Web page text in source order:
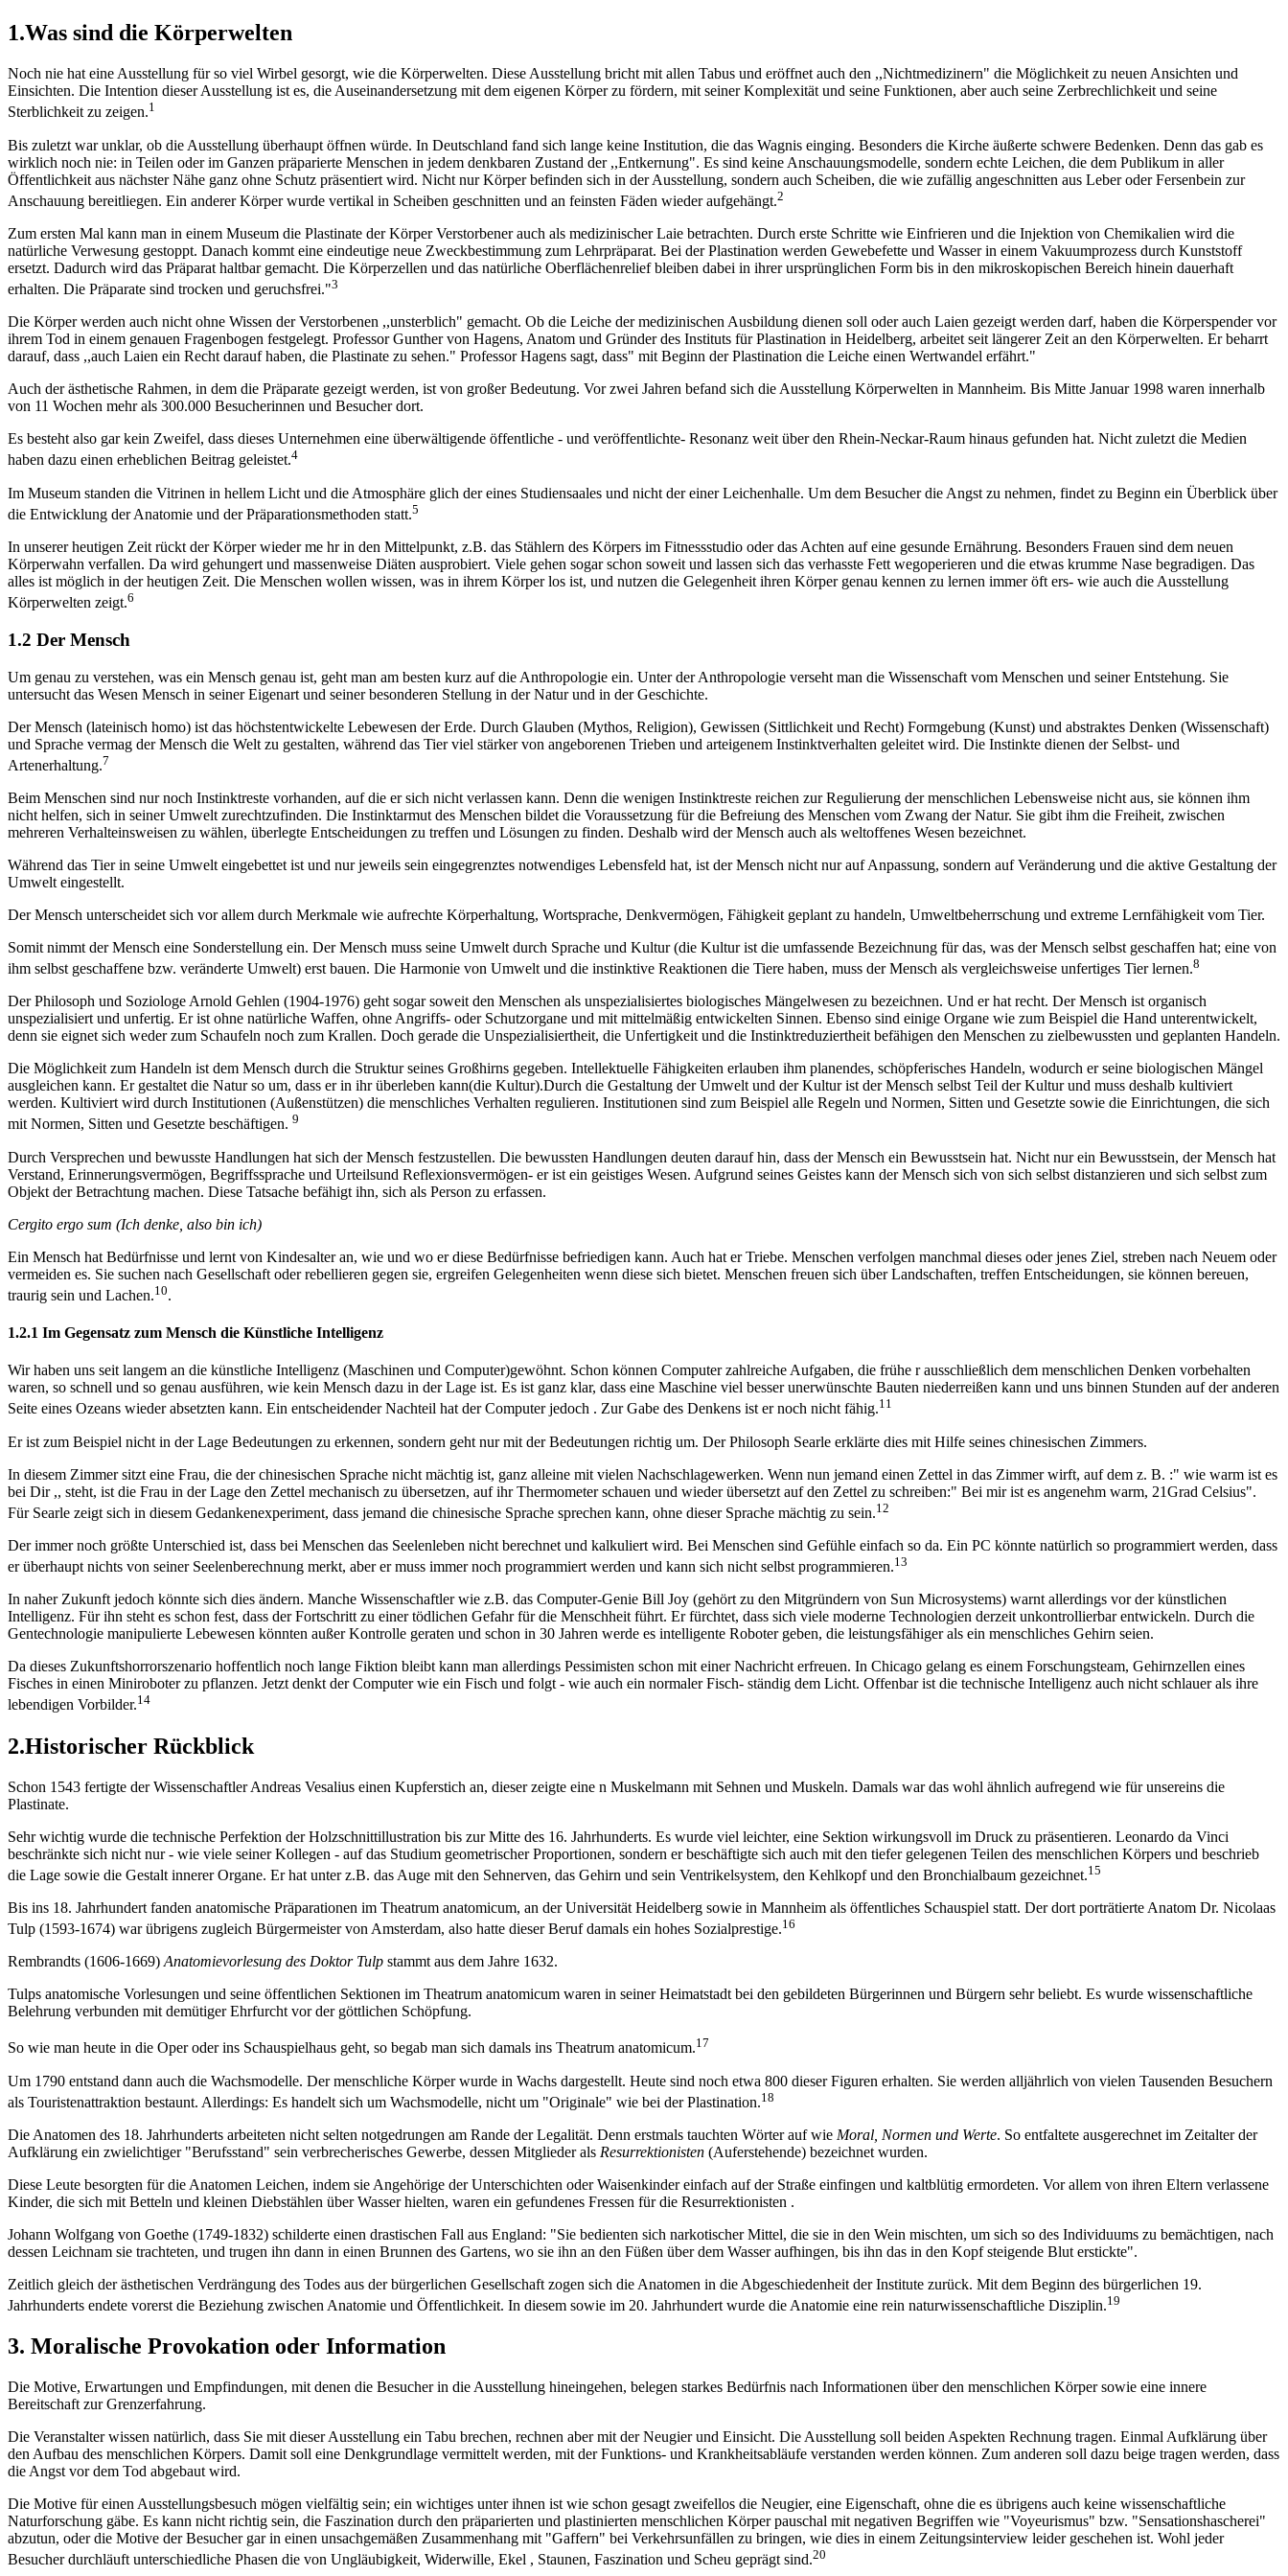
1.Was sind die Körperwelten
Noch nie hat eine Ausstellung für so viel Wirbel gesorgt, wie die Körperwelten. Diese Ausstellung bricht mit allen Tabus und eröffnet auch den ,,Nichtmedizinern" die Möglichkeit zu neuen Ansichten und
Einsichten. Die Intention dieser Ausstellung ist es, die Auseinandersetzung mit dem eigenen Körper zu fördern, mit seiner Komplexität und seine Funktionen, aber auch seine Zerbrechlichkeit und seine
Sterblichkeit zu zeigen.1
Bis zuletzt war unklar, ob die Ausstellung überhaupt öffnen würde. In Deutschland fand sich lange keine Institution, die das Wagnis einging. Besonders die Kirche äußerte schwere Bedenken. Denn das gab es
wirklich noch nie: in Teilen oder im Ganzen präparierte Menschen in jedem denkbaren Zustand der ,,Entkernung". Es sind keine Anschauungsmodelle, sondern echte Leichen, die dem Publikum in aller
Öffentlichkeit aus nächster Nähe ganz ohne Schutz präsentiert wird. Nicht nur Körper befinden sich in der Ausstellung, sondern auch Scheiben, die wie zufällig angeschnitten aus Leber oder Fersenbein zur
Anschauung bereitliegen. Ein anderer Körper wurde vertikal in Scheiben geschnitten und an feinsten Fäden wieder aufgehängt.2
Zum ersten Mal kann man in einem Museum die Plastinate der Körper Verstorbener auch als medizinischer Laie betrachten. Durch erste Schritte wie Einfrieren und die Injektion von Chemikalien wird die
natürliche Verwesung gestoppt. Danach kommt eine eindeutige neue Zweckbestimmung zum Lehrpräparat. Bei der Plastination werden Gewebefette und Wasser in einem Vakuumprozess durch Kunststoff
ersetzt. Dadurch wird das Präparat haltbar gemacht. Die Körperzellen und das natürliche Oberflächenrelief bleiben dabei in ihrer ursprünglichen Form bis in den mikroskopischen Bereich hinein dauerhaft
erhalten. Die Präparate sind trocken und geruchsfrei."3
Die Körper werden auch nicht ohne Wissen der Verstorbenen ,,unsterblich" gemacht. Ob die Leiche der medizinischen Ausbildung dienen soll oder auch Laien gezeigt werden darf, haben die Körperspender vor
ihrem Tod in einem genauen Fragenbogen festgelegt. Professor Gunther von Hagens, Anatom und Gründer des Instituts für Plastination in Heidelberg, arbeitet seit längerer Zeit an den Körperwelten. Er beharrt
darauf, dass ,,auch Laien ein Recht darauf haben, die Plastinate zu sehen." Professor Hagens sagt, dass" mit Beginn der Plastination die Leiche einen Wertwandel erfährt."
Auch der ästhetische Rahmen, in dem die Präparate gezeigt werden, ist von großer Bedeutung. Vor zwei Jahren befand sich die Ausstellung Körperwelten in Mannheim. Bis Mitte Januar 1998 waren innerhalb
von 11 Wochen mehr als 300.000 Besucherinnen und Besucher dort.
Es besteht also gar kein Zweifel, dass dieses Unternehmen eine überwältigende öffentliche - und veröffentlichte- Resonanz weit über den Rhein-Neckar-Raum hinaus gefunden hat. Nicht zuletzt die Medien
haben dazu einen erheblichen Beitrag geleistet.4
Im Museum standen die Vitrinen in hellem Licht und die Atmosphäre glich der eines Studiensaales und nicht der einer Leichenhalle. Um dem Besucher die Angst zu nehmen, findet zu Beginn ein Überblick über
die Entwicklung der Anatomie und der Präparationsmethoden statt.5
In unserer heutigen Zeit rückt der Körper wieder me hr in den Mittelpunkt, z.B. das Stählern des Körpers im Fitnessstudio oder das Achten auf eine gesunde Ernährung. Besonders Frauen sind dem neuen
Körperwahn verfallen. Da wird gehungert und massenweise Diäten ausprobiert. Viele gehen sogar schon soweit und lassen sich das verhasste Fett wegoperieren und die etwas krumme Nase begradigen. Das
alles ist möglich in der heutigen Zeit. Die Menschen wollen wissen, was in ihrem Körper los ist, und nutzen die Gelegenheit ihren Körper genau kennen zu lernen immer öft ers- wie auch die Ausstellung
Körperwelten zeigt.6
1.2 Der Mensch
Um genau zu verstehen, was ein Mensch genau ist, geht man am besten kurz auf die Anthropologie ein. Unter der Anthropologie verseht man die Wissenschaft vom Menschen und seiner Entstehung. Sie
untersucht das Wesen Mensch in seiner Eigenart und seiner besonderen Stellung in der Natur und in der Geschichte.
Der Mensch (lateinisch homo) ist das höchstentwickelte Lebewesen der Erde. Durch Glauben (Mythos, Religion), Gewissen (Sittlichkeit und Recht) Formgebung (Kunst) und abstraktes Denken (Wissenschaft)
und Sprache vermag der Mensch die Welt zu gestalten, während das Tier viel stärker von angeborenen Trieben und arteigenem Instinktverhalten geleitet wird. Die Instinkte dienen der Selbst- und
Artenerhaltung.7
Beim Menschen sind nur noch Instinktreste vorhanden, auf die er sich nicht verlassen kann. Denn die wenigen Instinktreste reichen zur Regulierung der menschlichen Lebensweise nicht aus, sie können ihm
nicht helfen, sich in seiner Umwelt zurechtzufinden. Die Instinktarmut des Menschen bildet die Voraussetzung für die Befreiung des Menschen vom Zwang der Natur. Sie gibt ihm die Freiheit, zwischen
mehreren Verhalteinsweisen zu wählen, überlegte Entscheidungen zu treffen und Lösungen zu finden. Deshalb wird der Mensch auch als weltoffenes Wesen bezeichnet.
Während das Tier in seine Umwelt eingebettet ist und nur jeweils sein eingegrenztes notwendiges Lebensfeld hat, ist der Mensch nicht nur auf Anpassung, sondern auf Veränderung und die aktive Gestaltung der
Umwelt eingestellt.
Der Mensch unterscheidet sich vor allem durch Merkmale wie aufrechte Körperhaltung, Wortsprache, Denkvermögen, Fähigkeit geplant zu handeln, Umweltbeherrschung und extreme Lernfähigkeit vom Tier.
Somit nimmt der Mensch eine Sonderstellung ein. Der Mensch muss seine Umwelt durch Sprache und Kultur (die Kultur ist die umfassende Bezeichnung für das, was der Mensch selbst geschaffen hat; eine von
ihm selbst geschaffene bzw. veränderte Umwelt) erst bauen. Die Harmonie von Umwelt und die instinktive Reaktionen die Tiere haben, muss der Mensch als vergleichsweise unfertiges Tier lernen.8
Der Philosoph und Soziologe Arnold Gehlen (1904-1976) geht sogar soweit den Menschen als unspezialisiertes biologisches Mängelwesen zu bezeichnen. Und er hat recht. Der Mensch ist organisch
unspezialisiert und unfertig. Er ist ohne natürliche Waffen, ohne Angriffs- oder Schutzorgane und mit mittelmäßig entwickelten Sinnen. Ebenso sind einige Organe wie zum Beispiel die Hand unterentwickelt,
denn sie eignet sich weder zum Schaufeln noch zum Krallen. Doch gerade die Unspezialisiertheit, die Unfertigkeit und die Instinktreduziertheit befähigen den Menschen zu zielbewussten und geplanten Handeln.
Die Möglichkeit zum Handeln ist dem Mensch durch die Struktur seines Großhirns gegeben. Intellektuelle Fähigkeiten erlauben ihm planendes, schöpferisches Handeln, wodurch er seine biologischen Mängel
ausgleichen kann. Er gestaltet die Natur so um, dass er in ihr überleben kann(die Kultur).Durch die Gestaltung der Umwelt und der Kultur ist der Mensch selbst Teil der Kultur und muss deshalb kultiviert
werden. Kultiviert wird durch Institutionen (Außenstützen) die menschliches Verhalten regulieren. Institutionen sind zum Beispiel alle Regeln und Normen, Sitten und Gesetzte sowie die Einrichtungen, die sich
mit Normen, Sitten und Gesetzte beschäftigen. 9
Durch Versprechen und bewusste Handlungen hat sich der Mensch festzustellen. Die bewussten Handlungen deuten darauf hin, dass der Mensch ein Bewusstsein hat. Nicht nur ein Bewusstsein, der Mensch hat
Verstand, Erinnerungsvermögen, Begriffssprache und Urteilsund Reflexionsvermögen- er ist ein geistiges Wesen. Aufgrund seines Geistes kann der Mensch sich von sich selbst distanzieren und sich selbst zum
Objekt der Betrachtung machen. Diese Tatsache befähigt ihn, sich als Person zu erfassen.
Cergito ergo sum (Ich denke, also bin ich)
Ein Mensch hat Bedürfnisse und lernt von Kindesalter an, wie und wo er diese Bedürfnisse befriedigen kann. Auch hat er Triebe. Menschen verfolgen manchmal dieses oder jenes Ziel, streben nach Neuem oder
vermeiden es. Sie suchen nach Gesellschaft oder rebellieren gegen sie, ergreifen Gelegenheiten wenn diese sich bietet. Menschen freuen sich über Landschaften, treffen Entscheidungen, sie können bereuen,
traurig sein und Lachen.10.
1.2.1 Im Gegensatz zum Mensch die Künstliche Intelligenz
Wir haben uns seit langem an die künstliche Intelligenz (Maschinen und Computer)gewöhnt. Schon können Computer zahlreiche Aufgaben, die frühe r ausschließlich dem menschlichen Denken vorbehalten
waren, so schnell und so genau ausführen, wie kein Mensch dazu in der Lage ist. Es ist ganz klar, dass eine Maschine viel besser unerwünschte Bauten niederreißen kann und uns binnen Stunden auf der anderen
Seite eines Ozeans wieder absetzten kann. Ein entscheidender Nachteil hat der Computer jedoch . Zur Gabe des Denkens ist er noch nicht fähig.11
Er ist zum Beispiel nicht in der Lage Bedeutungen zu erkennen, sondern geht nur mit der Bedeutungen richtig um. Der Philosoph Searle erklärte dies mit Hilfe seines chinesischen Zimmers.
In diesem Zimmer sitzt eine Frau, die der chinesischen Sprache nicht mächtig ist, ganz alleine mit vielen Nachschlagewerken. Wenn nun jemand einen Zettel in das Zimmer wirft, auf dem z. B. :" wie warm ist es
bei Dir ,, steht, ist die Frau in der Lage den Zettel mechanisch zu übersetzen, auf ihr Thermometer schauen und wieder übersetzt auf den Zettel zu schreiben:" Bei mir ist es angenehm warm, 21Grad Celsius".
Für Searle zeigt sich in diesem Gedankenexperiment, dass jemand die chinesische Sprache sprechen kann, ohne dieser Sprache mächtig zu sein.12
Der immer noch größte Unterschied ist, dass bei Menschen das Seelenleben nicht berechnet und kalkuliert wird. Bei Menschen sind Gefühle einfach so da. Ein PC könnte natürlich so programmiert werden, dass
er überhaupt nichts von seiner Seelenberechnung merkt, aber er muss immer noch programmiert werden und kann sich nicht selbst programmieren.13
In naher Zukunft jedoch könnte sich dies ändern. Manche Wissenschaftler wie z.B. das Computer-Genie Bill Joy (gehört zu den Mitgründern von Sun Microsystems) warnt allerdings vor der künstlichen
Intelligenz. Für ihn steht es schon fest, dass der Fortschritt zu einer tödlichen Gefahr für die Menschheit führt. Er fürchtet, dass sich viele moderne Technologien derzeit unkontrollierbar entwickeln. Durch die
Gentechnologie manipulierte Lebewesen könnten außer Kontrolle geraten und schon in 30 Jahren werde es intelligente Roboter geben, die leistungsfähiger als ein menschliches Gehirn seien.
Da dieses Zukunftshorrorszenario hoffentlich noch lange Fiktion bleibt kann man allerdings Pessimisten schon mit einer Nachricht erfreuen. In Chicago gelang es einem Forschungsteam, Gehirnzellen eines
Fisches in einen Miniroboter zu pflanzen. Jetzt denkt der Computer wie ein Fisch und folgt - wie auch ein normaler Fisch- ständig dem Licht. Offenbar ist die technische Intelligenz auch nicht schlauer als ihre
lebendigen Vorbilder.14
2.Historischer Rückblick
Schon 1543 fertigte der Wissenschaftler Andreas Vesalius einen Kupferstich an, dieser zeigte eine n Muskelmann mit Sehnen und Muskeln. Damals war das wohl ähnlich aufregend wie für unsereins die
Plastinate.
Sehr wichtig wurde die technische Perfektion der Holzschnittillustration bis zur Mitte des 16. Jahrhunderts. Es wurde viel leichter, eine Sektion wirkungsvoll im Druck zu präsentieren. Leonardo da Vinci
beschränkte sich nicht nur - wie viele seiner Kollegen - auf das Studium geometrischer Proportionen, sondern er beschäftigte sich auch mit den tiefer gelegenen Teilen des menschlichen Körpers und beschrieb
die Lage sowie die Gestalt innerer Organe. Er hat unter z.B. das Auge mit den Sehnerven, das Gehirn und sein Ventrikelsystem, den Kehlkopf und den Bronchialbaum gezeichnet.15
Bis ins 18. Jahrhundert fanden anatomische Präparationen im Theatrum anatomicum, an der Universität Heidelberg sowie in Mannheim als öffentliches Schauspiel statt. Der dort porträtierte Anatom Dr. Nicolaas
Tulp (1593-1674) war übrigens zugleich Bürgermeister von Amsterdam, also hatte dieser Beruf damals ein hohes Sozialprestige.16
Rembrandts (1606-1669) Anatomievorlesung des Doktor Tulp stammt aus dem Jahre 1632.
Tulps anatomische Vorlesungen und seine öffentlichen Sektionen im Theatrum anatomicum waren in seiner Heimatstadt bei den gebildeten Bürgerinnen und Bürgern sehr beliebt. Es wurde wissenschaftliche
Belehrung verbunden mit demütiger Ehrfurcht vor der göttlichen Schöpfung.
So wie man heute in die Oper oder ins Schauspielhaus geht, so begab man sich damals ins Theatrum anatomicum.17
Um 1790 entstand dann auch die Wachsmodelle. Der menschliche Körper wurde in Wachs dargestellt. Heute sind noch etwa 800 dieser Figuren erhalten. Sie werden alljährlich von vielen Tausenden Besuchern
als Touristenattraktion bestaunt. Allerdings: Es handelt sich um Wachsmodelle, nicht um "Originale" wie bei der Plastination.18
Die Anatomen des 18. Jahrhunderts arbeiteten nicht selten notgedrungen am Rande der Legalität. Denn erstmals tauchten Wörter auf wie Moral, Normen und Werte. So entfaltete ausgerechnet im Zeitalter der
Aufklärung ein zwielichtiger "Berufsstand" sein verbrecherisches Gewerbe, dessen Mitglieder als Resurrektionisten (Auferstehende) bezeichnet wurden.
Diese Leute besorgten für die Anatomen Leichen, indem sie Angehörige der Unterschichten oder Waisenkinder einfach auf der Straße einfingen und kaltblütig ermordeten. Vor allem von ihren Eltern verlassene
Kinder, die sich mit Betteln und kleinen Diebstählen über Wasser hielten, waren ein gefundenes Fressen für die Resurrektionisten .
Johann Wolfgang von Goethe (1749-1832) schilderte einen drastischen Fall aus England: "Sie bedienten sich narkotischer Mittel, die sie in den Wein mischten, um sich so des Individuums zu bemächtigen, nach
dessen Leichnam sie trachteten, und trugen ihn dann in einen Brunnen des Gartens, wo sie ihn an den Füßen über dem Wasser aufhingen, bis ihn das in den Kopf steigende Blut erstickte".
Zeitlich gleich der ästhetischen Verdrängung des Todes aus der bürgerlichen Gesellschaft zogen sich die Anatomen in die Abgeschiedenheit der Institute zurück. Mit dem Beginn des bürgerlichen 19.
Jahrhunderts endete vorerst die Beziehung zwischen Anatomie und Öffentlichkeit. In diesem sowie im 20. Jahrhundert wurde die Anatomie eine rein naturwissenschaftliche Disziplin.19
3. Moralische Provokation oder Information
Die Motive, Erwartungen und Empfindungen, mit denen die Besucher in die Ausstellung hineingehen, belegen starkes Bedürfnis nach Informationen über den menschlichen Körper sowie eine innere
Bereitschaft zur Grenzerfahrung.
Die Veranstalter wissen natürlich, dass Sie mit dieser Ausstellung ein Tabu brechen, rechnen aber mit der Neugier und Einsicht. Die Ausstellung soll beiden Aspekten Rechnung tragen. Einmal Aufklärung über
den Aufbau des menschlichen Körpers. Damit soll eine Denkgrundlage vermittelt werden, mit der Funktions- und Krankheitsabläufe verstanden werden können. Zum anderen soll dazu beige tragen werden, dass
die Angst vor dem Tod abgebaut wird.
Die Motive für einen Ausstellungsbesuch mögen vielfältig sein; ein wichtiges unter ihnen ist wie schon gesagt zweifellos die Neugier, eine Eigenschaft, ohne die es übrigens auch keine wissenschaftliche
Naturforschung gäbe. Es kann nicht richtig sein, die Faszination durch den präparierten und plastinierten menschlichen Körper pauschal mit negativen Begriffen wie "Voyeurismus" bzw. "Sensationshascherei"
abzutun, oder die Motive der Besucher gar in einen unsachgemäßen Zusammenhang mit "Gaffern" bei Verkehrsunfällen zu bringen, wie dies in einem Zeitungsinterview leider geschehen ist. Wohl jeder
Besucher durchläuft unterschiedliche Phasen die von Ungläubigkeit, Widerwille, Ekel , Staunen, Faszination und Scheu geprägt sind.20